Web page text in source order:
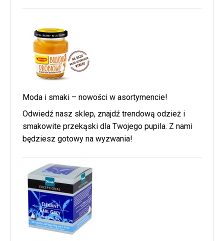
Moda i smaki – nowości w asortymencie!
Odwiedź nasz sklep, znajdź trendową odzież i
smakowite przekąski dla Twojego pupila. Z nami
będziesz gotowy na wyzwania!